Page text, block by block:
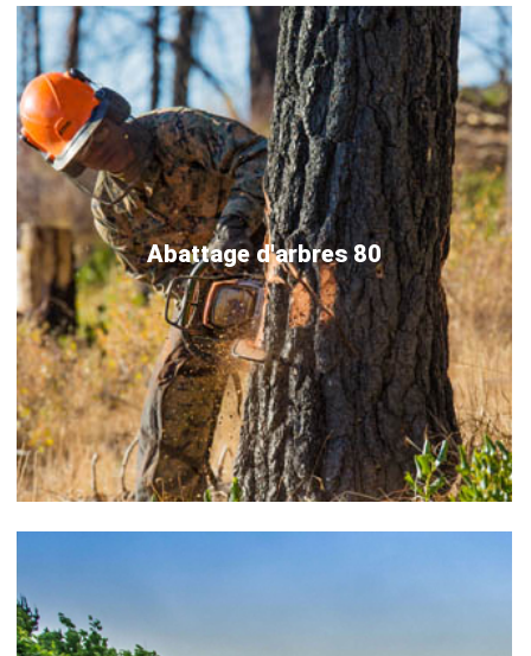
Abattage d'arbres 80